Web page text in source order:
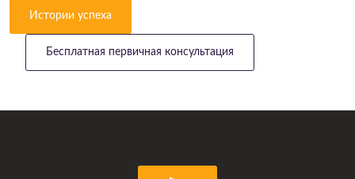
Истории успеха
Бесплатная первичная консультация